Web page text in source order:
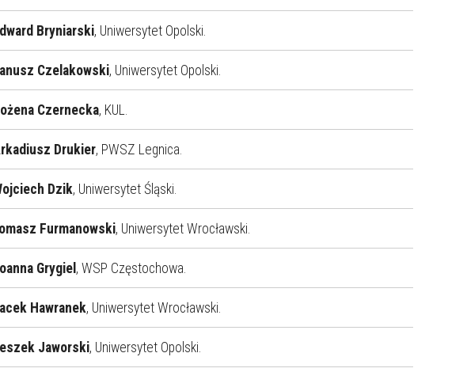
Bryniarski, Uniwersytet Opolski.
Czelakowski, Uniwersytet Opolski.
Czernecka, KUL.
Drukier, PWSZ Legnica.
Dzik, Uniwersytet Śląski.
Furmanowski, Uniwersytet Wrocławski.
Grygiel , WSP Częstochowa.
Hawranek, Uniwersytet Wrocławski.
Jaworski, Uniwersytet Opolski.